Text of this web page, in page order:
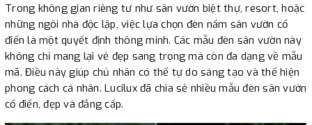
Trong không gian riêng tư như sân vườn biệt thự, resort, hoặc
những ngôi nhà độc lập, việc lựa chọn đèn nấm sân vườn cổ
điển là một quyết định thông minh. Các mẫu đèn sân vườn này
không chỉ mang lại vẻ đẹp sang trọng mà còn đa dạng về mẫu
mã. Điều này giúp chủ nhân có thể tự do sáng tạo và thể hiện
phong cách cá nhân. Lucilux đã chia sẻ nhiều mẫu đèn sân vườn
cổ điển, đẹp và đẳng cấp.